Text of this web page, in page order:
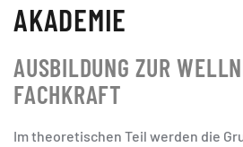
AKADEMIE
AUSBILDUNG ZUR
FACHKRAFT
Im theoretischen Teil werden die